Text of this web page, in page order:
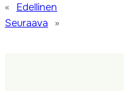
«
Edellinen
Seuraava
»